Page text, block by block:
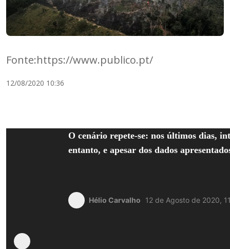
Fonte:https://www.publico.pt/
12/08/2020 10:36
O cenário repete-se: nos últimos dias,
entanto, e apesar dos dados
Hélio Carvalho 12 de Agosto de 2020,